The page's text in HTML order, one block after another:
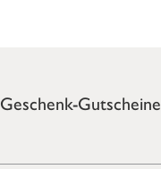
Geschenk-Gutscheine